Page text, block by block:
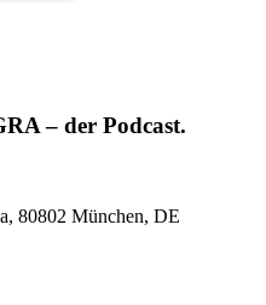
– der Podcast.
80802 München, DE